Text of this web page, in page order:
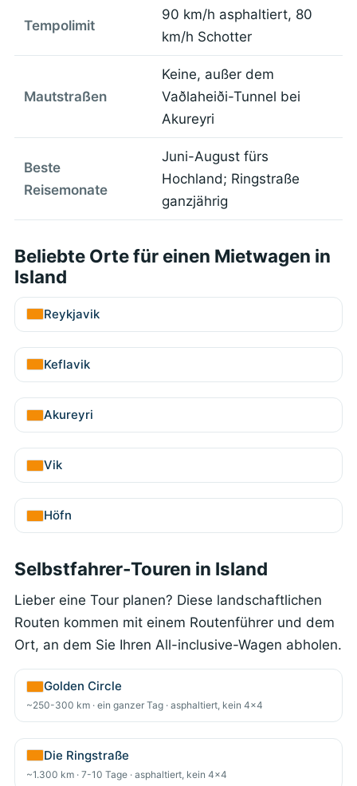
Tempolimit
90 km/h asphaltiert, 80
km/h Schotter
Mautstraßen
Keine, außer dem
Vaðlaheiði-Tunnel bei
Akureyri
Beste
Reisemonate
Juni-August fürs
Hochland; Ringstraße
ganzjährig
Beliebte Orte für einen Mietwagen in
Island
Reykjavik
Keflavik
Akureyri
Vik
Höfn
Selbstfahrer-Touren in Island
Lieber eine Tour planen? Diese landschaftlichen
Routen kommen mit einem Routenführer und dem
Ort, an dem Sie Ihren All-inclusive-Wagen abholen.
Golden Circle
~250-300 km · ein ganzer Tag · asphaltiert, kein 4x4
Die Ringstraße
~1.300 km · 7-10 Tage · asphaltiert, kein 4x4